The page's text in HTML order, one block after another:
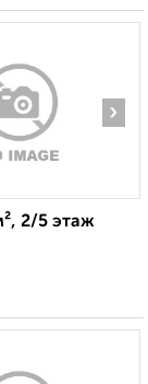
›
2/5 этаж